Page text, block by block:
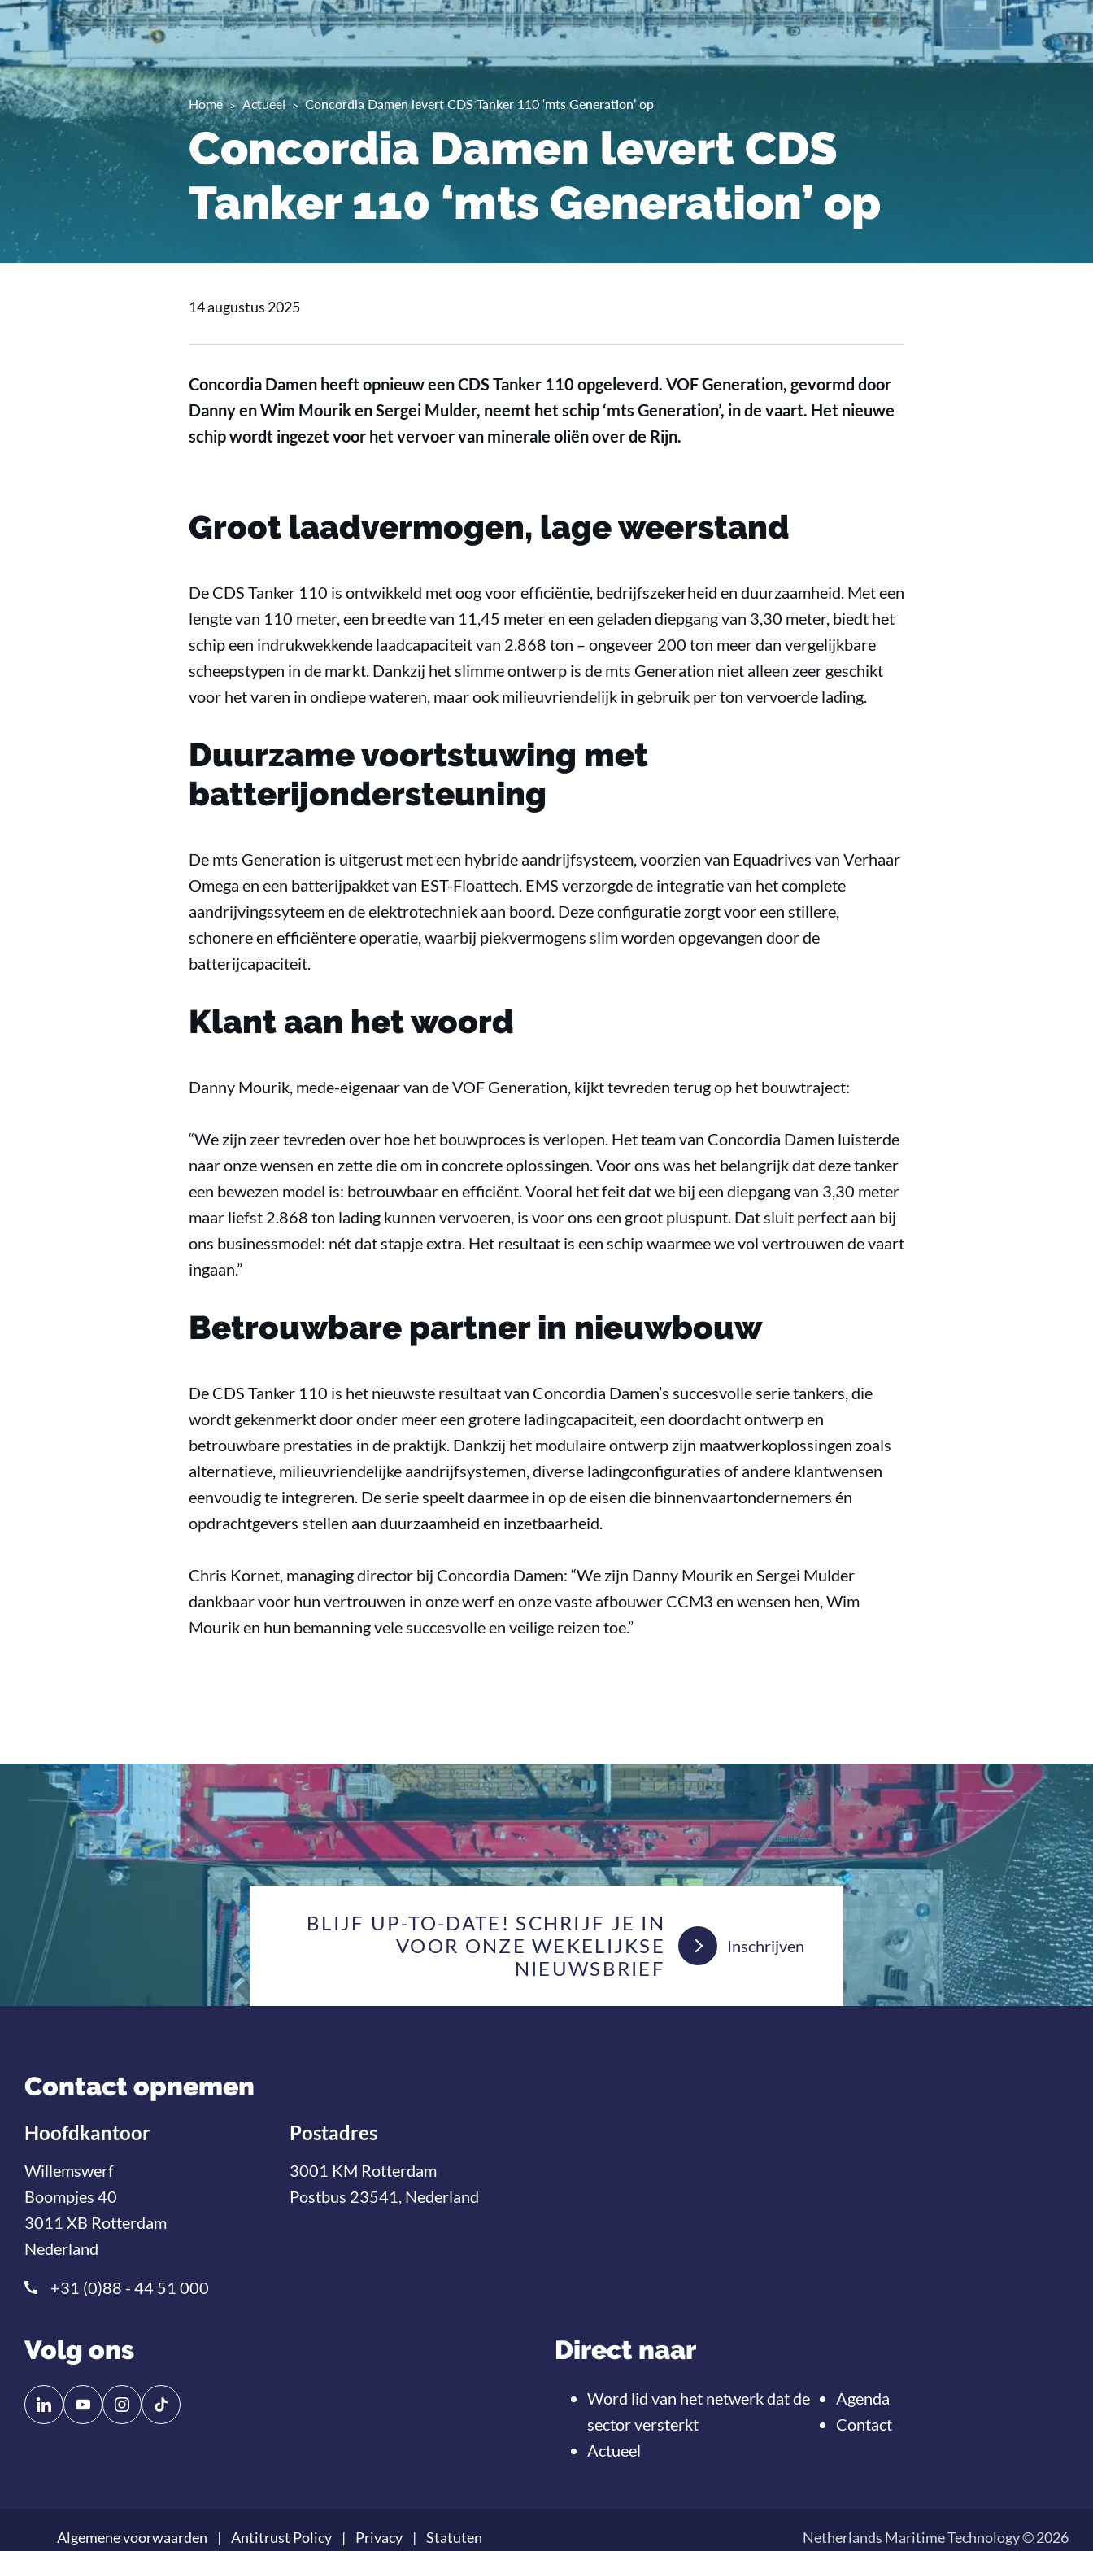
Home Actueel Concordia Damen levert CDS Tanker 110 ‘mts Generation’ op
Concordia Damen levert CDS
Tanker 110 ‘mts Generation’ op
14 augustus 2025
Concordia Damen heeft opnieuw een CDS Tanker 110 opgeleverd. VOF Generation, gevormd door
Danny en Wim Mourik en Sergei Mulder, neemt het schip ‘mts Generation’, in de vaart. Het nieuwe
schip wordt ingezet voor het vervoer van minerale oliën over de Rijn.
Groot laadvermogen, lage weerstand
De CDS Tanker 110 is ontwikkeld met oog voor efficiëntie, bedrijfszekerheid en duurzaamheid. Met een
lengte van 110 meter, een breedte van 11,45 meter en een geladen diepgang van 3,30 meter, biedt het
schip een indrukwekkende laadcapaciteit van 2.868 ton – ongeveer 200 ton meer dan vergelijkbare
scheepstypen in de markt. Dankzij het slimme ontwerp is de mts Generation niet alleen zeer geschikt
voor het varen in ondiepe wateren, maar ook milieuvriendelijk in gebruik per ton vervoerde lading.
Duurzame voortstuwing met
batterijondersteuning
De mts Generation is uitgerust met een hybride aandrijfsysteem, voorzien van Equadrives van Verhaar
Omega en een batterijpakket van EST-Floattech. EMS verzorgde de integratie van het complete
aandrijvingssyteem en de elektrotechniek aan boord. Deze configuratie zorgt voor een stillere,
schonere en efficiëntere operatie, waarbij piekvermogens slim worden opgevangen door de
batterijcapaciteit.
Klant aan het woord
Danny Mourik, mede-eigenaar van de VOF Generation, kijkt tevreden terug op het bouwtraject:
“We zijn zeer tevreden over hoe het bouwproces is verlopen. Het team van Concordia Damen luisterde
naar onze wensen en zette die om in concrete oplossingen. Voor ons was het belangrijk dat deze tanker
een bewezen model is: betrouwbaar en efficiënt. Vooral het feit dat we bij een diepgang van 3,30 meter
maar liefst 2.868 ton lading kunnen vervoeren, is voor ons een groot pluspunt. Dat sluit perfect aan bij
ons businessmodel: nét dat stapje extra. Het resultaat is een schip waarmee we vol vertrouwen de vaart
ingaan.”
Betrouwbare partner in nieuwbouw
De CDS Tanker 110 is het nieuwste resultaat van Concordia Damen’s succesvolle serie tankers, die
wordt gekenmerkt door onder meer een grotere ladingcapaciteit, een doordacht ontwerp en
betrouwbare prestaties in de praktijk. Dankzij het modulaire ontwerp zijn maatwerkoplossingen zoals
alternatieve, milieuvriendelijke aandrijfsystemen, diverse ladingconfiguraties of andere klantwensen
eenvoudig te integreren. De serie speelt daarmee in op de eisen die binnenvaartondernemers én
opdrachtgevers stellen aan duurzaamheid en inzetbaarheid.
Chris Kornet, managing director bij Concordia Damen: “We zijn Danny Mourik en Sergei Mulder
dankbaar voor hun vertrouwen in onze werf en onze vaste afbouwer CCM3 en wensen hen, Wim
Mourik en hun bemanning vele succesvolle en veilige reizen toe.”
BLIJF UP-TO-DATE! SCHRIJF JE IN
VOOR ONZE WEKELIJKSE
NIEUWSBRIEF
Inschrijven
Contact opnemen
Hoofdkantoor
Willemswerf
Boompjes 40
3011 XB Rotterdam
Nederland
+31 (0)88 - 44 51 000
Postadres
3001 KM Rotterdam
Postbus 23541, Nederland
Volg ons
Volg
ons
Volg
ons
Direct naar
Word lid van het netwerk dat de
sector versterkt
Actueel
Agenda
Contact
Algemene voorwaarden Antitrust Policy Privacy Statuten Netherlands Maritime Technology © 2026